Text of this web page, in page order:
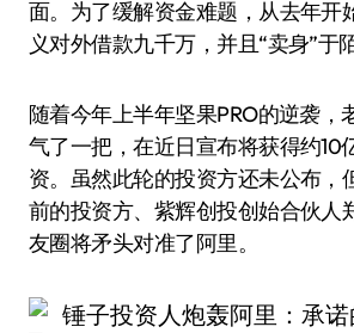
面。为了缓解资金难题，从去年开
义对外借款九千万，并且“卖身”于
随着今年上半年坚果PRO的逆袭，
气了一把，在近日宣布将获得约10
资。虽然此轮的投资方还未公布，
前的投资方、紫辉创投创始合伙人
友圈将矛头对准了阿里。